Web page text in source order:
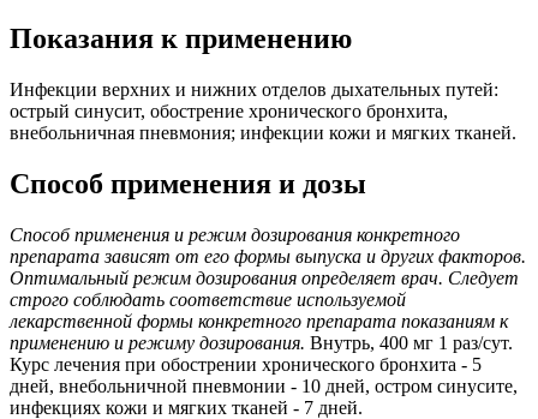
Показания к применению
Инфекции верхних и нижних отделов дыхательных путей:
острый синусит, обострение хронического бронхита,
внебольничная пневмония; инфекции кожи и мягких тканей.
Способ применения и дозы
Способ применения и режим дозирования конкретного
препарата зависят от его формы выпуска и других факторов.
Оптимальный режим дозирования определяет врач. Следует
строго соблюдать соответствие используемой
лекарственной формы конкретного препарата показаниям к
применению и режиму дозирования. Внутрь, 400 мг 1 раз/сут.
Курс лечения при обострении хронического бронхита - 5
дней, внебольничной пневмонии - 10 дней, остром синусите,
инфекциях кожи и мягких тканей - 7 дней.